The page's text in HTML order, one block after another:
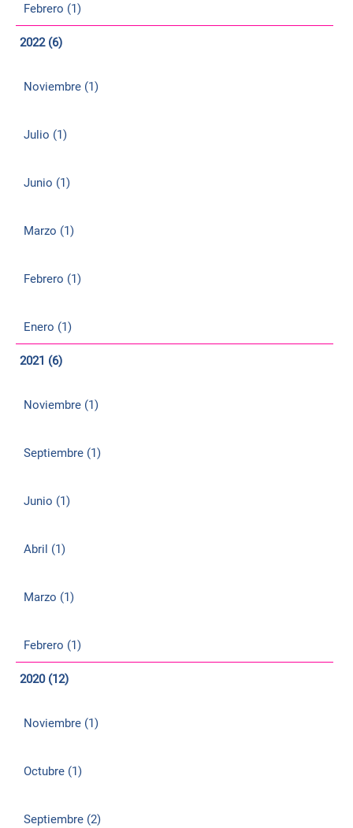
Febrero (1)
2022 (6)
Noviembre (1)
Julio (1)
Junio (1)
Marzo (1)
Febrero (1)
Enero (1)
2021 (6)
Noviembre (1)
Septiembre (1)
Junio (1)
Abril (1)
Marzo (1)
Febrero (1)
2020 (12)
Noviembre (1)
Octubre (1)
Septiembre (2)